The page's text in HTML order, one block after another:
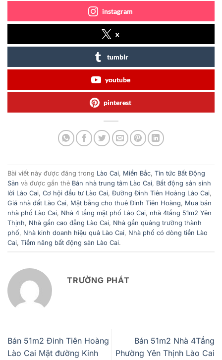
instagram
x
tumblr
youtube
pinterest
Bài viết này được đăng trong Lào Cai, Miền Bắc, Tin tức Bất Động
Sản và được gắn thẻ Bán nhà trung tâm Lào Cai, Bất động sản sinh
lời Lào Cai, Cơ hội đầu tư Lào Cai, Đường Đinh Tiên Hoàng Lào Cai,
Giá nhà đất Lào Cai, Mặt bằng cho thuê Đinh Tiên Hoàng, Mua bán
nhà phố Lào Cai, Nhà 4 tầng mặt phố Lào Cai, nhà 4tầng 51m2 Yên
Thịnh, Nhà gần cao đẳng Lào Cai, Nhà gần quảng trường thành
phố, Nhà kinh doanh hiệu quả Lào Cai, Nhà phố có dòng tiền Lào
Cai, Tiềm năng bất động sản Lào Cai.
TRƯỜNG PHÁT
Bán 51m2 Đinh Tiên Hoàng
Lào Cai Mặt đường Kinh
Bán 51m2 Nhà 4Tầng
Phường Yên Thịnh Lào Cai